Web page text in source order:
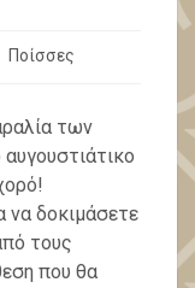
Ποίσσες
των
να δοκιμάσετε
τους
που θα